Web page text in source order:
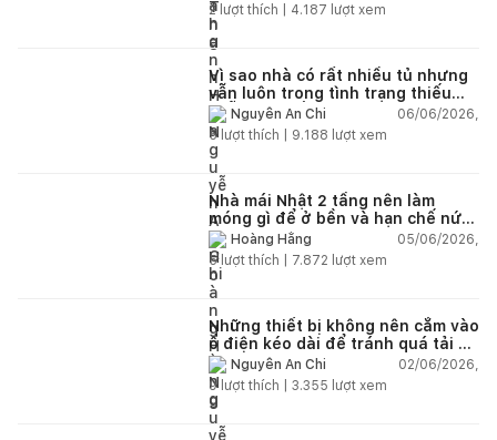
2lượt thích | 4.187 lượt xem
Vì sao nhà có rất nhiều tủ nhưng
vẫn luôn trong tình trạng thiếu
chỗ chứa đồ?
Nguyễn An Chi
06/06/2026,
5lượt thích | 9.188 lượt xem
Nhà mái Nhật 2 tầng nên làm
móng gì để ở bền và hạn chế nứt
lún?Hoàng Hằng
05/06/2026,
5lượt thích | 7.872 lượt xem
Những thiết bị không nên cắm vào
ổ điện kéo dài để tránh quá tải và
chập cháy trong nhà
Nguyễn An Chi
02/06/2026,
9lượt thích | 3.355 lượt xem